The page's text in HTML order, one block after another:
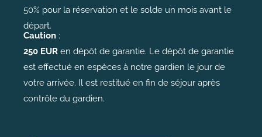
50% pour la réservation et le solde un mois avant le
départ.
Caution :
250 EUR en dépôt de garantie. Le dépôt de garantie
est effectué en espèces à notre gardien le jour de
votre arrivée. Il est restitué en fin de séjour après
contrôle du gardien.